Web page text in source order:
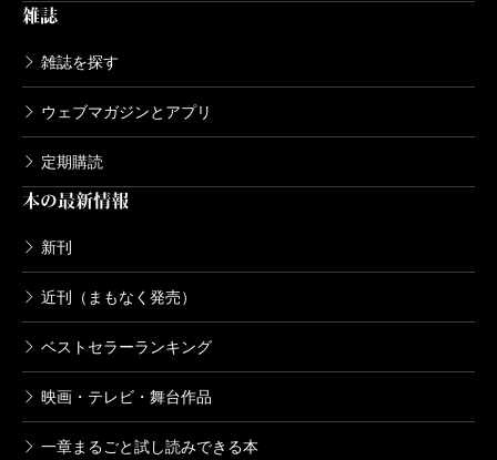
雑誌
雑誌を探す
ウェブマガジンとアプリ
定期購読
本の最新情報
新刊
近刊（まもなく発売）
ベストセラーランキング
映画・テレビ・舞台作品
一章まるごと試し読みできる本